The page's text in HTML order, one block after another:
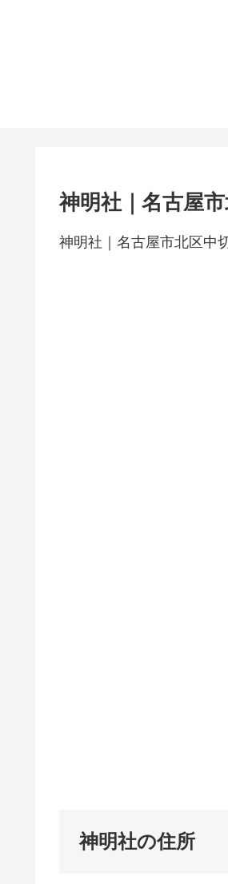
神明社｜名古屋
神明社｜名古屋市北区中
神明社の住所